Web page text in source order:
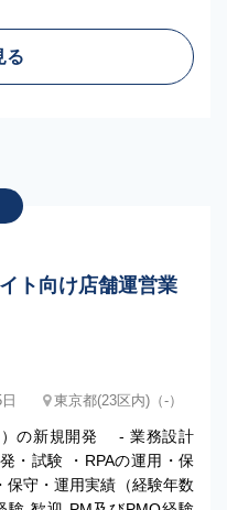
る
ト向け店舗運営業
東京都(23区内)（-）
）の新規開発 - 業務設計
試験 ・RPAの運用・保
保守・運用実績（経験年数